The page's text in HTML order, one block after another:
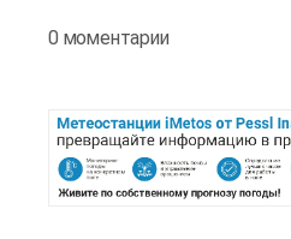
0 моментарии